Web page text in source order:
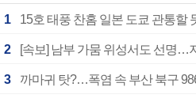
1 15호 태풍 찬홈 일본 도쿄 관통
2 [속보] 남부 가뭄 위성서도 선명…
3 까마귀 탓?…폭염 속 부산 북구